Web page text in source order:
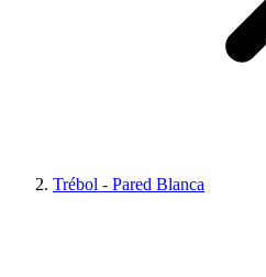
Trébol - Pared Blanca